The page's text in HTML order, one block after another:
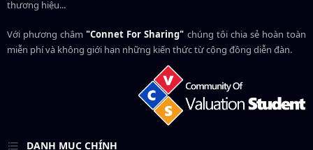
thương hiệu...
Với phương châm"Connet For Sharing" chúng tôi chia sẻ hoàn toàn
miễn phí và không giới hạn những kiến thức từ cộng đồng diễn đàn.
DANH MỤC CHÍNH